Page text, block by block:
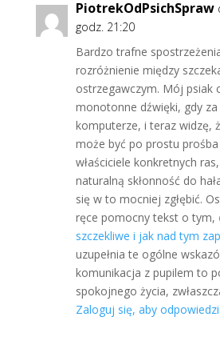
PiotrekOdPsichSpraw
godz. 21:20
Bardzo trafne
rozróżnienie między
ostrzegawczym. Mój psiak
monotonne dźwięki, gdy za
komputerze, i teraz widzę,
może być po prostu
właściciele konkretnych
naturalną skłonność do
się w to mocniej zgłębić.
ręce pomocny tekst o tym,
szczekliwe i jak nad tym
uzupełnia te ogólne
komunikacja z pupilem to
spokojnego życia,
Zaloguj się, aby